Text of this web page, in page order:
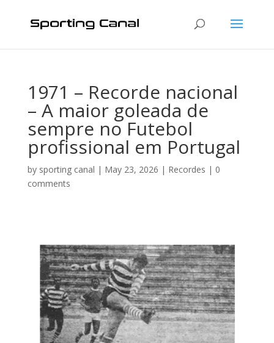
1971 – Recorde nacional
– A maior goleada de
sempre no Futebol
profissional em Portugal
by sporting canal | May 23, 2026 | Recordes | 0
comments